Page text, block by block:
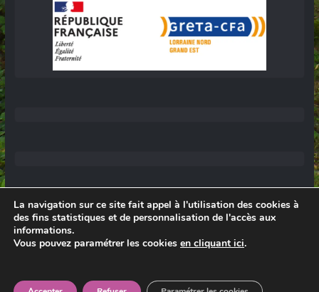
© 2026 Lycée Professionnel Darche, Longwy
La navigation sur ce site fait appel à l'utilisation des cookies à
des fins statistiques et de personnalisation de l'accès aux
informations.
Vous pouvez paramétrer les cookies en cliquant ici.